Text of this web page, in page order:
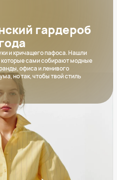
гардероб
и кричащего пафоса. Нашли
сами собирают модные
офиса и ленивого
но так, чтобы твой стиль